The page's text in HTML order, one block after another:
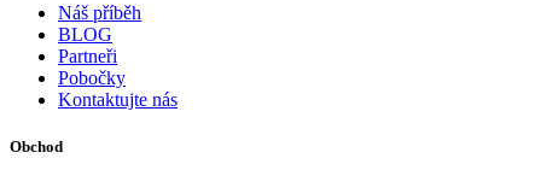
Náš příběh
BLOG
Partneři
Pobočky
Kontaktujte nás
Obchod